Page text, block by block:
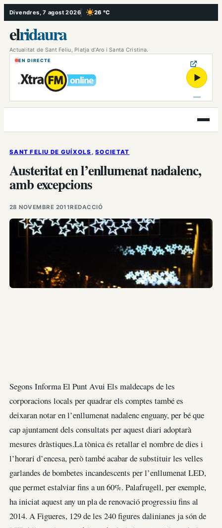
Vés
al
contingut
Divendres, 7 agost 2026 26 °C
, Cel serè
elridaura
Actualitat de Sant Feliu, Platja d’Aro i Santa Cristina.
EN DIRECTE
▶
Obre
el
SANT FELIU DE GUÍXOLS , SOCIETAT
Austeritat en l’enllumenat nadalenc,
amb excepcions
28 NOVEMBRE 2011REDACCIÓ
Segons Informa El Punt Avui Els maldecaps de les
corporacions locals per quadrar els comptes també es
deixaran notar en l’enllumenat nadalenc enguany, per bé que
cap ajuntament dels consultats per aquest diari adoptarà
mesures dràstiques.La tònica és retallar el nombre de dies i
l’horari d’encesa, però també acabar de substituir les velles
garlandes de bombetes incandescents per l’enllumenat LED,
que permet estalviar fins a un 60%. Palafrugell, per exemple,
ha iniciat aquest any un pla de renovació progressiu fins al
2014. A Figueres, 129 de les 240 figures dalinianes ja són de